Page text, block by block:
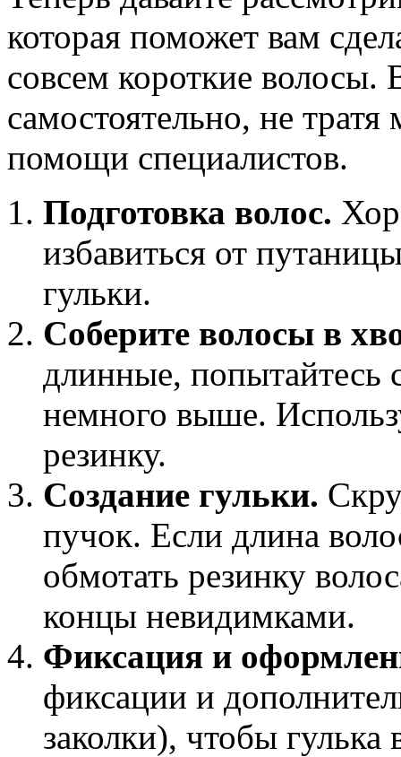
которая поможет вам
совсем короткие
самостоятельно, не
помощи специалистов.
Подготовка волос.
избавиться от
гульки.
Соберите волосы в
длинные, попытайтесь
немного выше.
резинку.
Создание гульки.
пучок. Если длина
обмотать резинку
концы невидимками.
Фиксация и
фиксации и
заколки), чтобы гулька